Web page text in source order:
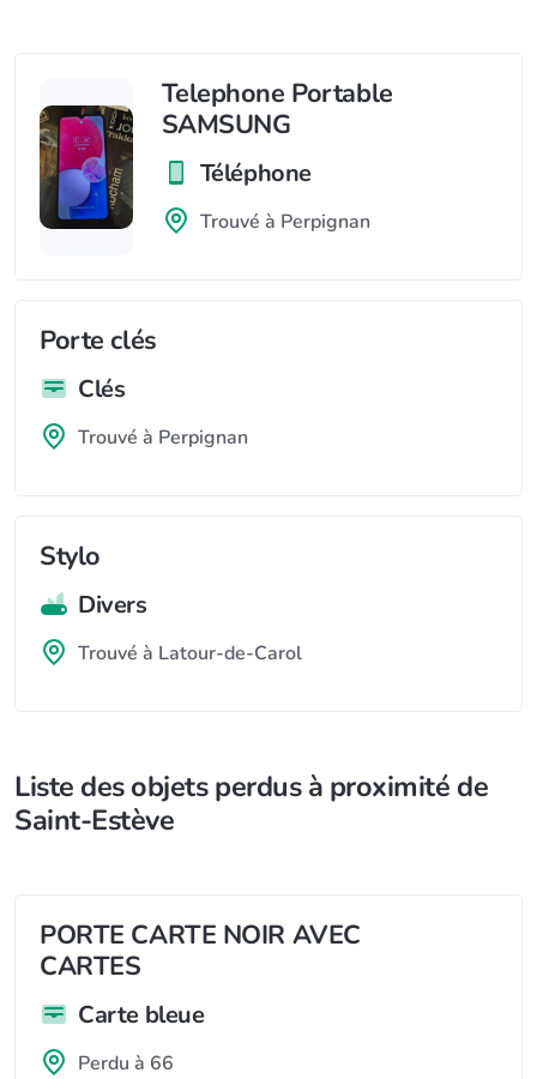
Telephone Portable
SAMSUNG
Téléphone
Trouvé à Perpignan
Porte clés
Clés
Trouvé à Perpignan
Stylo
Divers
Trouvé à Latour-de-Carol
Liste des objets perdus à proximité de
Saint-Estève
PORTE CARTE NOIR AVEC
CARTES
Carte bleue
Perdu à 66